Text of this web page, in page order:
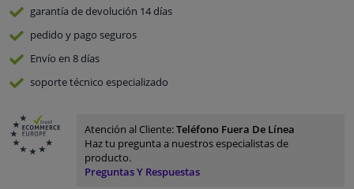
garantía de devolución 14 días
pedido y pago seguros
Envío en 8 días
soporte técnico especializado
Atención al Cliente:Teléfono Fuera De Línea
Haz tu pregunta a nuestros especialistas de
producto.
Preguntas Y Respuestas